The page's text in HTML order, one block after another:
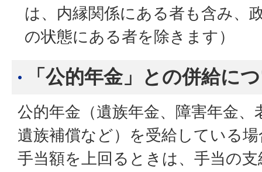
は、内縁関係にある者も含み、
の状態にある者を除きます）
「公的年金」との併給に
公的年金（遺族年金、障害年金、
遺族補償など）を受給している
手当額を上回るときは、手当の